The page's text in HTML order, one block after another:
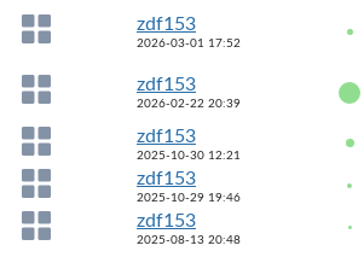
zdf153
2026-03-01 17:52
zdf153
2026-02-22 20:39
zdf153
2025-10-30 12:21
zdf153
2025-10-29 19:46
zdf153
2025-08-13 20:48